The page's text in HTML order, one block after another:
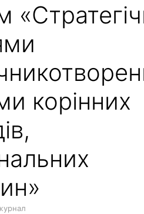
корінних